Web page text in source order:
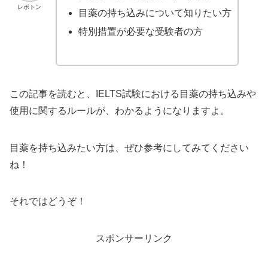
レポトン
目薬の持ち込みについて知りたい方
特別措置が必要な受験者の方
この記事を読むと、IELTS試験における目薬の持ち込みや
使用に関するルールが、わかるようになりますよ。
目薬を持ち込みたい方は、ぜひ参考にしてみてください
ね！
それではどうぞ！
スポンサーリンク